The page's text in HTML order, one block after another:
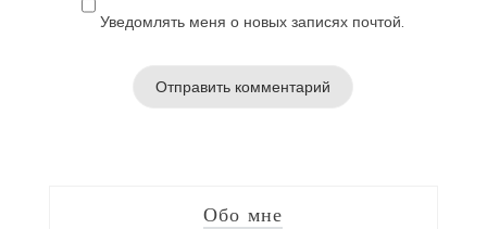
Уведомлять меня о новых записях почтой.
Обо мне